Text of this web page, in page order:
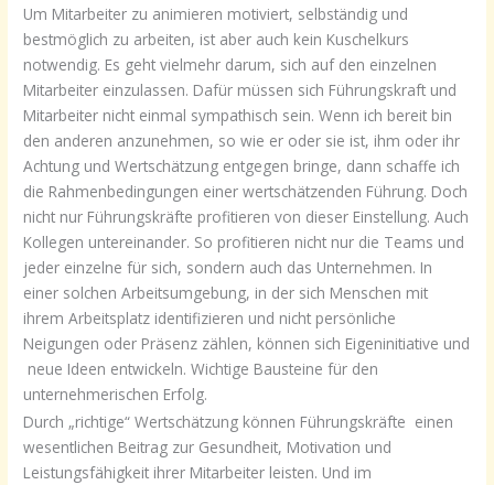
Um Mitarbeiter zu animieren motiviert, selbständig und
bestmöglich zu arbeiten, ist aber auch kein Kuschelkurs
notwendig. Es geht vielmehr darum, sich auf den einzelnen
Mitarbeiter einzulassen. Dafür müssen sich Führungskraft und
Mitarbeiter nicht einmal sympathisch sein. Wenn ich bereit bin
den anderen anzunehmen, so wie er oder sie ist, ihm oder ihr
Achtung und Wertschätzung entgegen bringe, dann schaffe ich
die Rahmenbedingungen einer wertschätzenden Führung. Doch
nicht nur Führungskräfte profitieren von dieser Einstellung. Auch
Kollegen untereinander. So profitieren nicht nur die Teams und
jeder einzelne für sich, sondern auch das Unternehmen. In
einer solchen Arbeitsumgebung, in der sich Menschen mit
ihrem Arbeitsplatz identifizieren und nicht persönliche
Neigungen oder Präsenz zählen, können sich Eigeninitiative und
neue Ideen entwickeln. Wichtige Bausteine für den
unternehmerischen Erfolg.
Durch „richtige“ Wertschätzung können Führungskräfte einen
wesentlichen Beitrag zur Gesundheit, Motivation und
Leistungsfähigkeit ihrer Mitarbeiter leisten. Und im